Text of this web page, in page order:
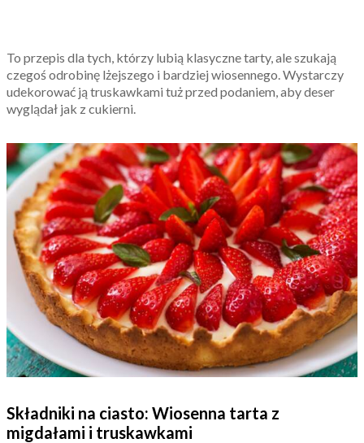
To przepis dla tych, którzy lubią klasyczne tarty, ale szukają
czegoś odrobinę lżejszego i bardziej wiosennego. Wystarczy
udekorować ją truskawkami tuż przed podaniem, aby deser
wyglądał jak z cukierni.
Składniki na ciasto: Wiosenna tarta z
migdałami i truskawkami